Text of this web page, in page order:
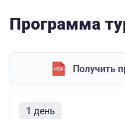
Программа
Получить
1 день